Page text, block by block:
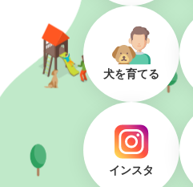
犬を育てる
インスタ